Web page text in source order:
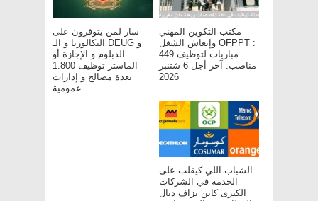
سار لمن يتوفرون على
البكالوريا و الـ DEUG و
الدبلوم و الإجازة أو
الماستر توظيف 1.800
بعدة مصالح و إدارات
عمومية
مكتب التكوين المهني
وإنعاش الشغل OFPPT :
مباريات لتوظيف 449
مناصب. آخر أجل 6 شتنبر
2026
الشباب اللي كيقلب على
الخدمة في الشركات
الكبرى كاين بزاف ديال